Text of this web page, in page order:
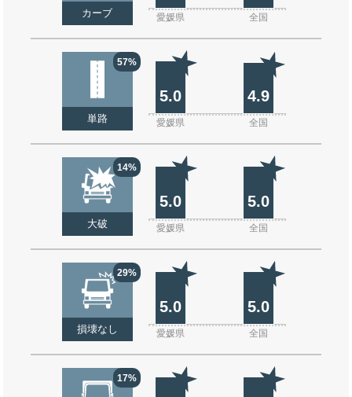
カーブ 愛媛県 全国
57%
単路
5.0 4.9
愛媛県 全国
14%
大破
5.0 5.0
愛媛県 全国
29%
損壊なし
5.0 5.0
愛媛県 全国
17%